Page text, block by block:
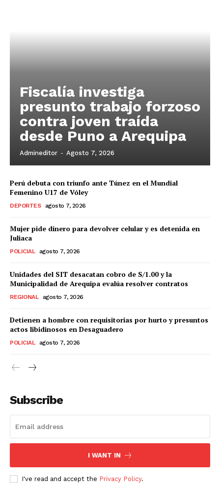
SUSCRIBETE
Fiscalía investiga
presunto trabajo forzoso
contra joven traída
desde Puno a Arequipa
Admineditor - Agosto 7, 2026
Perú debuta con triunfo ante Túnez en el Mundial
Femenino U17 de Vóley
DEPORTES agosto 7, 2026
Mujer pide dinero para devolver celular y es detenida en
Juliaca
POLICIAL agosto 7, 2026
Unidades del SIT desacatan cobro de S/1.00 y la
Municipalidad de Arequipa evalúa resolver contratos
REGIONAL agosto 7, 2026
Detienen a hombre con requisitorias por hurto y presuntos
actos libidinosos en Desaguadero
POLICIAL agosto 7, 2026
Subscribe
I WANT IN
I've read and accept the Privacy Policy.